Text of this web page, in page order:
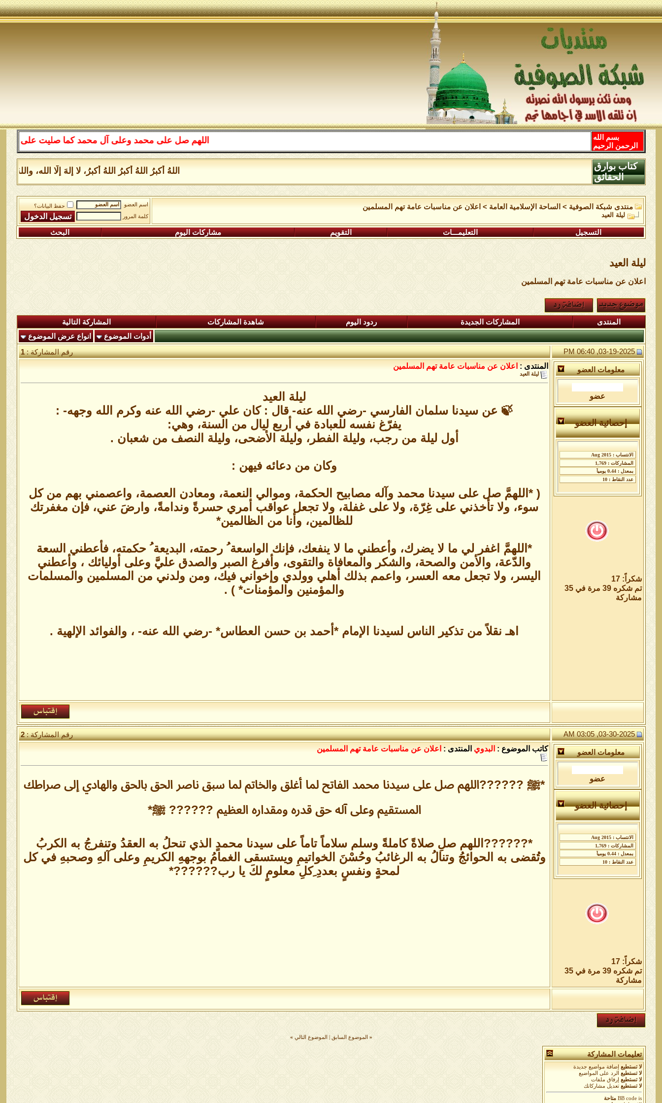
اللهم صل على محمد وعلى آل محمد كما صليت على إبراهيم
بسم الله
الرحمن الرحيم
اللهُ أكبرُ اللهُ أكبرُ اللهُ أكبرُ، لا إلهَ إلَّا الله،
كتاب بوارق
الحقائق
منتدى شبكة الصوفية > الساحة اﻹسلامية العامة > اعلان عن مناسبات عامة تهم المسلمين
ليلة العيد
اسم العضو
حفظ البيانات؟
كلمة المرور
التسجيل التعليمـــات التقويم مشاركات اليوم البحث
ليلة العيد
اعلان عن مناسبات عامة تهم المسلمين
المنتدى المشاركات الجديدة ردود اليوم شاهدة المشاركات
المشاركة التالية
أدوات الموضوع
انواع عرض الموضوع
03-19-2025, 06:40 PM
رقم المشاركة :1
معلومات العضو
عضو
إحصائية العضو
شكراً: 17
تم شكره 39 مرة في 35
مشاركة
المنتدى : اعلان عن مناسبات عامة تهم المسلمين
ليلة العيد
ليلة العيد
🍃 عن سيدنا سلمان الفارسي -رضي الله عنه- قال : كان علي -رضي الله عنه وكرم الله وجهه- :
يفرّغ نفسه للعبادة في أربع ليال من السنة، وهي:
أول ليلة من رجب، وليلة الفطر، وليلة الأضحى، وليلة النصف من شعبان .
وكان من دعائه فيهن :
( *اللهمَّ صل على سيدنا محمد وآله مصابيح الحكمة، وموالي النعمة، ومعادن العصمة، واعصمني بهم من كل
سوء، ولا تأخذني على غِرّة، وﻻ على غفلة، وﻻ تجعل عواقب أمري حسرةً وندامةً، وارضَ عني، فإن مغفرتك
للظالمين، وأنا من الظالمين*
*اللهمَّ اغفر لي ما ﻻ يضرك، وأعطني ما ﻻ ينفعك، فإنك الواسعة ُ رحمته، البديعة ُ حكمته، فأعطني السعة
والدّعة، والأمن والصحة، والشكر والمعافاة والتقوى، وأفرغ الصبر والصدق عليَّ وعلى أوليائك ، وأعطني
اليسر، وﻻ تجعل معه العسر، واعمم بذلك أهلي وولدي وإخواني فيك، ومن ولدني من المسلمين والمسلمات
والمؤمنين والمؤمنات* ) .
اهـ نقلاً من تذكير الناس لسيدنا الإمام *أحمد بن حسن العطاس* -رضي الله عنه- ، والفوائد الإلهية .
03-30-2025, 03:05 AM رقم المشاركة :2
معلومات العضو
عضو
إحصائية العضو
شكراً: 17
تم شكره 39 مرة في 35
مشاركة
كاتب الموضوع : البدوي المنتدى : اعلان عن مناسبات عامة تهم المسلمين
*ﷺ ??????اللهم صل على سيدنا محمد الفاتح لما أغلق والخاتم لما سبق ناصر الحق بالحق والهادي إلى صراطك
المستقيم وعلى آله حق قدره ومقداره العظيم ?????? ﷺ*
*??????اللهم صلِ صلاةً كاملةً وسلم سلاماً تاماً على سيدنا محمدٍ الذي تنحلُ به العقدُ وتنفرجُ به الكربُ
وتُقضى به الحوائجُ وتنالُ به الرغائبُ وحُسْنَ الخواتيمِ ويستسقى الغمامُ بوجههِ الكريمِ وعلى آلهِ وصحبهِ في كل
لمحةٍ ونفسٍ بعددِ ِكلِ معلومٍ لكَ يا رب??????*
« الموضوع السابق الموضوع التالي »
تعليمات المشاركة
لا تستطيع
إضافة مواضيع جديدة
لا تستطيع
الرد على المواضيع
لا تستطيع
إرفاق ملفات
لا تستطيع تعديل مشاركاتك
BB codeis
متاحة